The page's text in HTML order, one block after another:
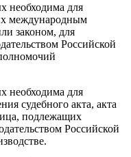
необходима для
международным
законом, для
Российской
необходима для
судебного акта, акта
подлежащих
Российской